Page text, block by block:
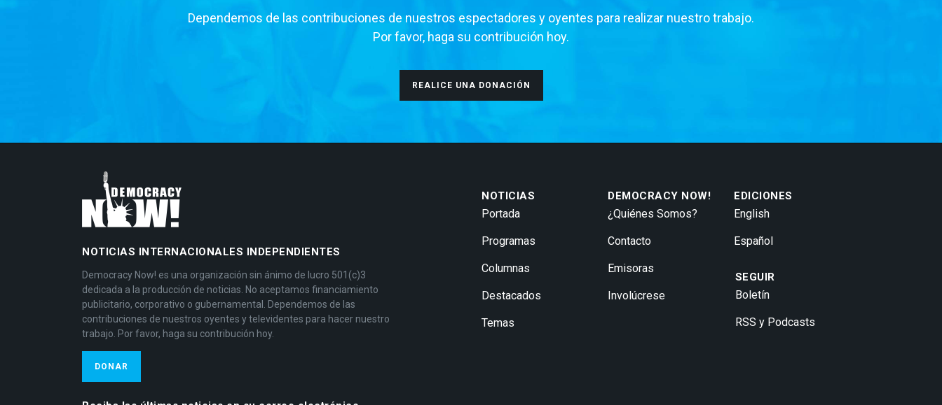
Dependemos de las contribuciones de nuestros espectadores y oyentes para realizar nuestro trabajo.
Por favor, haga su contribución hoy.
REALICE UNA DONACIÓN
NOTICIAS INTERNACIONALES INDEPENDIENTES
Democracy Now! es una organización sin ánimo de lucro 501(c)3
dedicada a la producción de noticias. No aceptamos financiamiento
publicitario, corporativo o gubernamental. Dependemos de las
contribuciones de nuestros oyentes y televidentes para hacer nuestro
trabajo. Por favor, haga su contribución hoy.
DONAR
NOTICIAS
Portada
Programas
Columnas
Destacados
Temas
DEMOCRACY NOW!
¿Quiénes Somos?
Contacto
Emisoras
Involúcrese
EDICIONES
English
Español
SEGUIR
Boletín
RSS y Podcasts